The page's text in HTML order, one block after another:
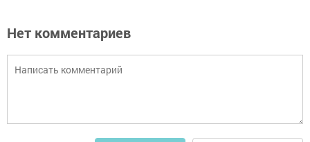
Нет комментариев